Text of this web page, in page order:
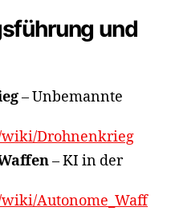
und
– Unbemannte
Drohnenkrieg
– KI in der
Autonome_Waff